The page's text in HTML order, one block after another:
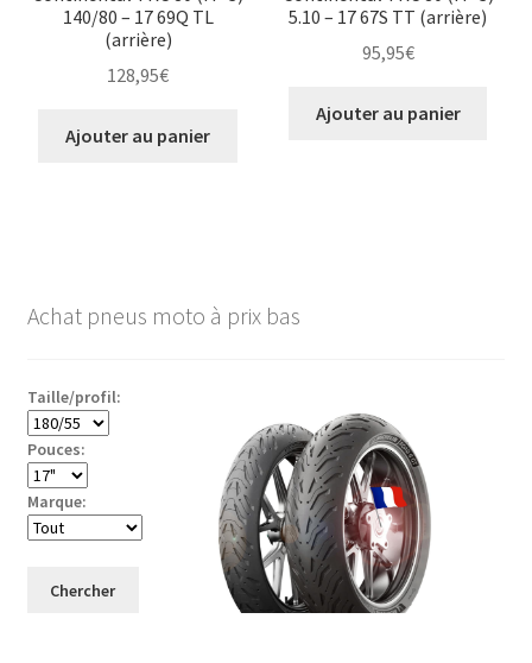
140/80 – 17 69Q TL
(arrière)
128,95€
Ajouter au panier
5.10 – 17 67S TT (arrière)
95,95€
Ajouter au panier
Achat pneus moto à prix bas
Taille/profil:
Pouces:
Marque:
Chercher